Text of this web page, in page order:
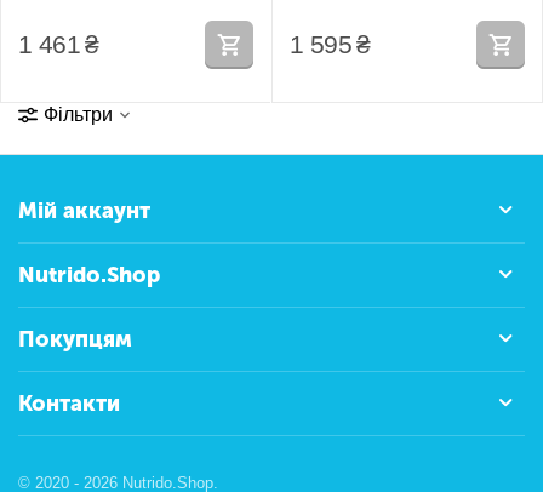
1 461₴ 1 595₴
Фільтри
Мій аккаунт
Nutrido.Shop
Покупцям
Контакти
© 2020 - 2026 Nutrido.Shop.